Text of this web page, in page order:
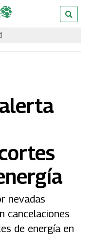
alerta
nevadas
cancelaciones
de energía en